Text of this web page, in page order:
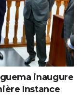
inaugure
Instance